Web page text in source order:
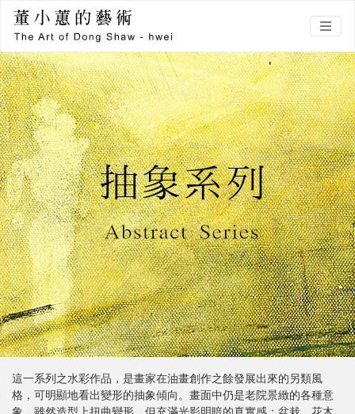
董小蕙的藝術
這一系列之水彩作品，是畫家在油畫創作之餘發展出來的另類風
格，可明顯地看出變形的抽象傾向。畫面中仍是老院景緻的各種意